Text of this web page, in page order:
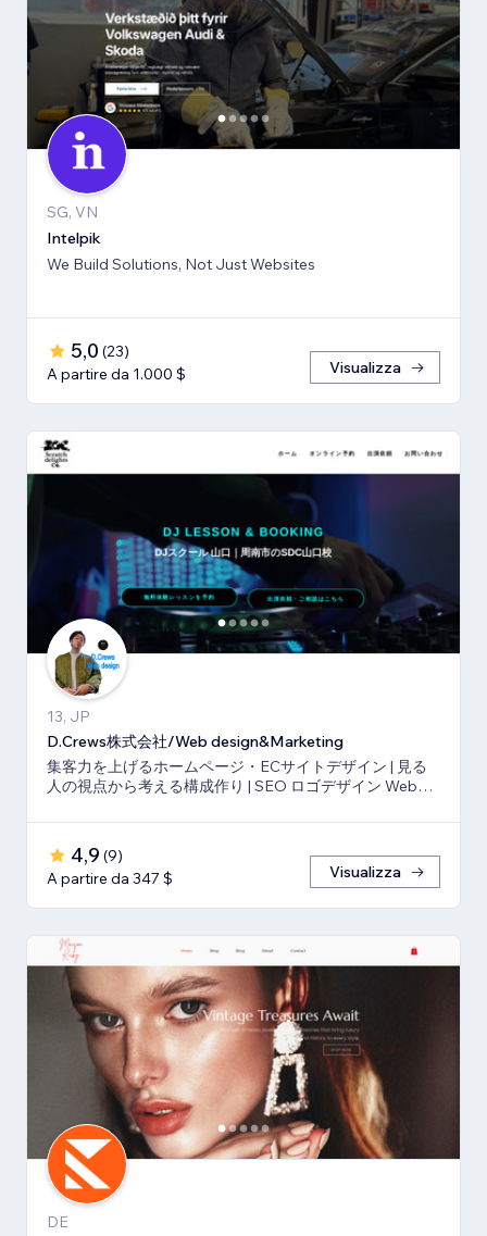
SG, VN
Intelpik
We Build Solutions, Not Just Websites
5,0 (23)
A partire da 1.000 $
Visualizza
13, JP
D.Crews株式会社/Web design&Marketing
集客力を上げるホームページ・ECサイトデザイン | 見る
人の視点から考える構成作り | SEO ロゴデザイン Webマ
4,9 (9)
A partire da 347 $
Visualizza
DE